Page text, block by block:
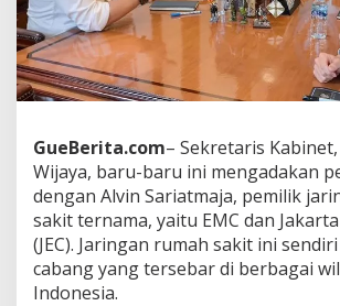
s
g
b
a
n
a
n
I
GueBerita.com– Sekretaris
Wijaya, baru-baru ini mengadakan
dengan Alvin Sariatmaja, pemilik
sakit ternama, yaitu EMC dan
(JEC). Jaringan rumah sakit ini
cabang yang tersebar di berbagai
Indonesia.